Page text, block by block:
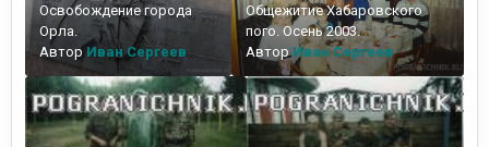
Освобождение города
Орла.
Автор Иван Сергеев
Общежитие Хабаровского
пого. Осень 2003.
АвторИван Сергеев